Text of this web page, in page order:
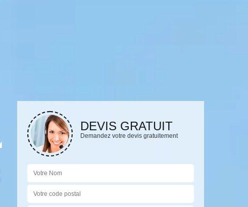
DEVIS GRATUIT
Demandez votre devis gratuitement